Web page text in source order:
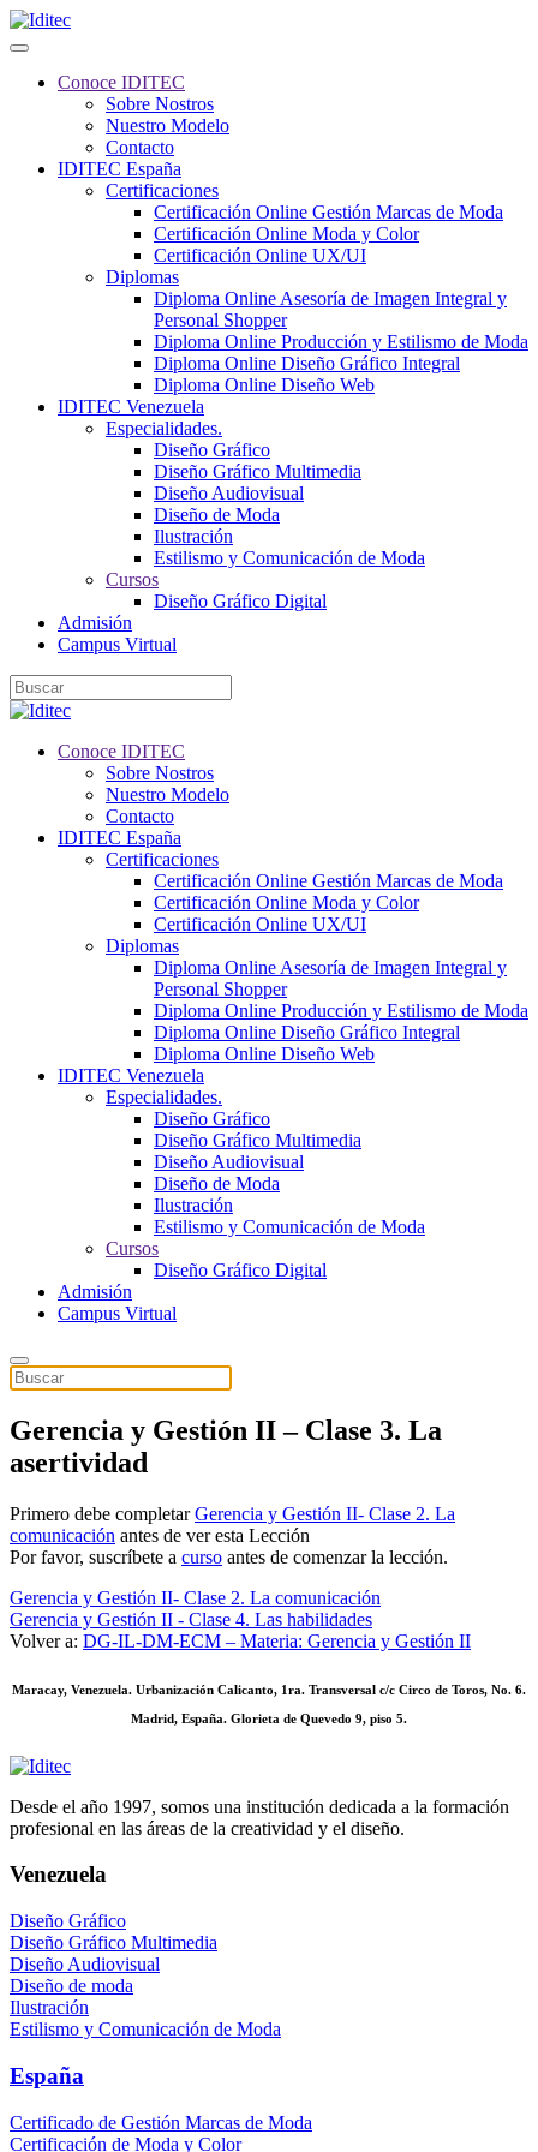
Conoce IDITEC
Sobre Nostros
Nuestro Modelo
Contacto
IDITEC España
Certificaciones
Certificación Online Gestión Marcas de Moda
Certificación Online Moda y Color
Certificación Online UX/UI
Diplomas
Diploma Online Asesoría de Imagen Integral y
Personal Shopper
Diploma Online Producción y Estilismo de Moda
Diploma Online Diseño Gráfico Integral
Diploma Online Diseño Web
IDITEC Venezuela
Especialidades.
Diseño Gráfico
Diseño Gráfico Multimedia
Diseño Audiovisual
Diseño de Moda
Ilustración
Estilismo y Comunicación de Moda
Cursos
Diseño Gráfico Digital
Admisión
Campus Virtual
Conoce IDITEC
Sobre Nostros
Nuestro Modelo
Contacto
IDITEC España
Certificaciones
Certificación Online Gestión Marcas de Moda
Certificación Online Moda y Color
Certificación Online UX/UI
Diplomas
Diploma Online Asesoría de Imagen Integral y
Personal Shopper
Diploma Online Producción y Estilismo de Moda
Diploma Online Diseño Gráfico Integral
Diploma Online Diseño Web
IDITEC Venezuela
Especialidades.
Diseño Gráfico
Diseño Gráfico Multimedia
Diseño Audiovisual
Diseño de Moda
Ilustración
Estilismo y Comunicación de Moda
Cursos
Diseño Gráfico Digital
Admisión
Campus Virtual
Gerencia y Gestión II – Clase 3. La
asertividad
Primero debe completarGerencia y Gestión II- Clase 2. La
comunicación antes de ver esta Lección
Por favor, suscríbete a curso antes de comenzar la lección.
Gerencia y Gestión II- Clase 2. La comunicación
Gerencia y Gestión II - Clase 4. Las habilidades
Volver a: DG-IL-DM-ECM – Materia: Gerencia y Gestión II
Maracay, Venezuela. Urbanización Calicanto, 1ra. Transversal c/c Circo de Toros, No. 6.
Madrid, España. Glorieta de Quevedo 9, piso 5.
Desde el año 1997, somos una institución dedicada a la formación
profesional en las áreas de la creatividad y el diseño.
Venezuela
Diseño Gráfico
Diseño Gráfico Multimedia
Diseño Audiovisual
Diseño de moda
Ilustración
Estilismo y Comunicación de Moda
España
Certificado de Gestión Marcas de Moda
Certificación de Moda y Color